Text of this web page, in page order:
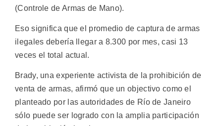
(Controle de Armas de Mano).
Eso significa que el promedio de captura de armas
ilegales debería llegar a 8.300 por mes, casi 13
veces el total actual.
Brady, una experiente activista de la prohibición de
venta de armas, afirmó que un objectivo como el
planteado por las autoridades de Río de Janeiro
sólo puede ser logrado con la amplia participación